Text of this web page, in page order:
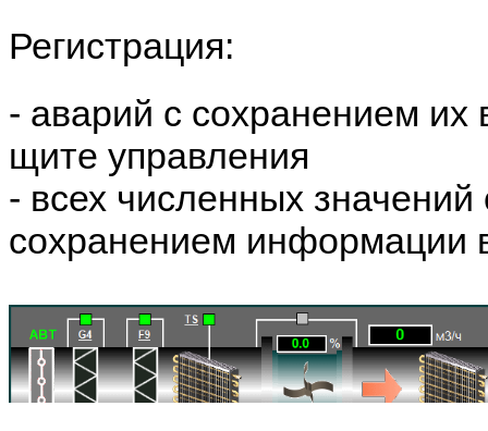
Регистрация:
- аварий с сохранением
щите управления
- всех численных значений
сохранением информации